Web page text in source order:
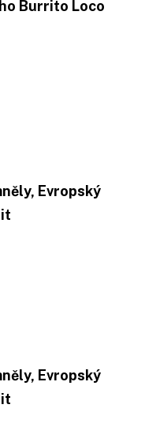
Burrito Loco
Evropský
Evropský